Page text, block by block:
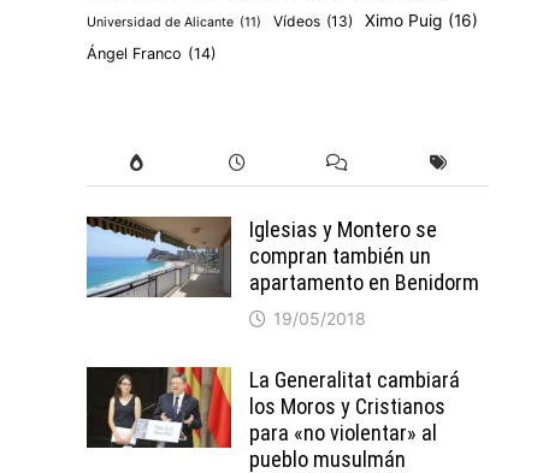
Universidad de Alicante (11) Vídeos (13) Ximo Puig (16)
Ángel Franco (14)
Iglesias y Montero se
compran también un
apartamento en Benidorm
19/05/2018
La Generalitat cambiará
los Moros y Cristianos
para «no violentar» al
pueblo musulmán